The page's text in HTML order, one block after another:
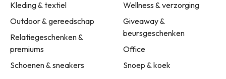
Kleding & textiel
Outdoor & gereedschap
Relatiegeschenken &
premiums
Schoenen & sneakers
Wellness & verzorging
Giveaway &
beursgeschenken
Office
Snoep & koek